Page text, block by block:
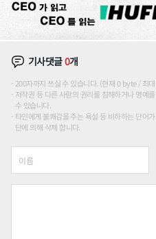
기사댓글0개
200자까지 쓰실 수 있습니다. (현재 0 byte / 최
저작권 등 다른 사람의 권리를 침해하거나 명예
수 있습니다.
타인에게 불쾌감을 주는 욕설 등 비하하는 단어
단에 의해 삭제 합니다.